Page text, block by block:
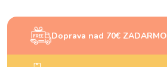
Doprava nad 70€ ZADARMO